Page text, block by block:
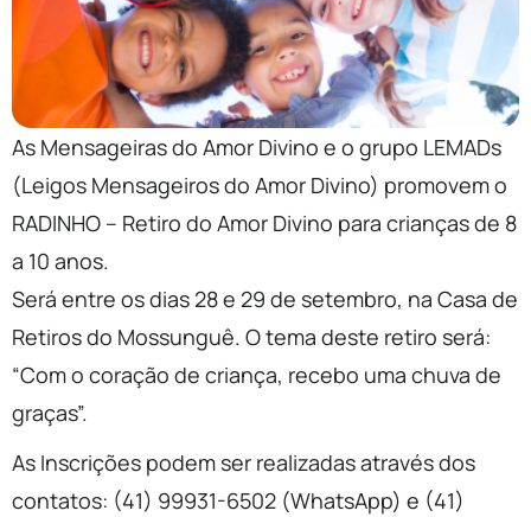
As Mensageiras do Amor Divino e o grupo LEMADs
(Leigos Mensageiros do Amor Divino) promovem o
RADINHO – Retiro do Amor Divino para crianças de 8
a 10 anos.
Será entre os dias 28 e 29 de setembro, na Casa de
Retiros do Mossunguê. O tema deste retiro será:
“Com o coração de criança, recebo uma chuva de
graças”.
As Inscrições podem ser realizadas através dos
contatos: (41) 99931-6502 (WhatsApp) e (41)